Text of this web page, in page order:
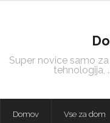
Super novice samo
tehnologija,
Domov Vse za dom